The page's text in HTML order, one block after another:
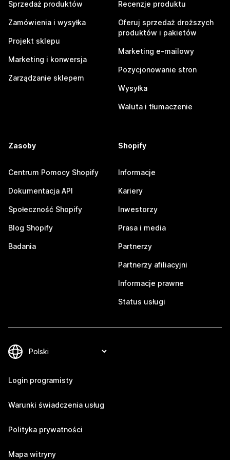
Sprzedaż produktów
Zamówienia i wysyłka
Projekt sklepu
Marketing i konwersja
Zarządzanie sklepem
Recenzje produktu
Oferuj sprzedaż droższych
produktów i pakietów
Marketing e-mailowy
Pozycjonowanie stron
Wysyłka
Waluta i tłumaczenie
Zasoby
Centrum Pomocy Shopify
Dokumentacja API
Społeczność Shopify
Blog Shopify
Badania
Shopify
Informacje
Kariery
Inwestorzy
Prasa i media
Partnerzy
Partnerzy afiliacyjni
Informacje prawne
Status usługi
Login programisty
Warunki świadczenia usług
Polityka prywatności
Mapa witryny